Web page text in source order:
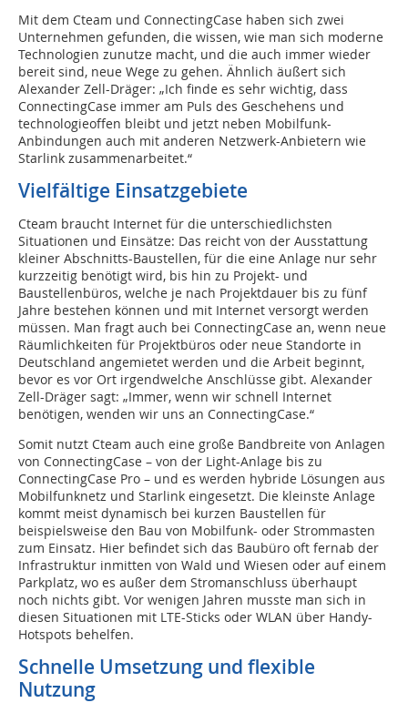
Mit dem Cteam und ConnectingCase haben sich zwei
Unternehmen gefunden, die wissen, wie man sich moderne
Technologien zunutze macht, und die auch immer wieder
bereit sind, neue Wege zu gehen. Ähnlich äußert sich
Alexander Zell-Dräger: „Ich finde es sehr wichtig, dass
ConnectingCase immer am Puls des Geschehens und
technologieoffen bleibt und jetzt neben Mobilfunk-
Anbindungen auch mit anderen Netzwerk-Anbietern wie
Starlink zusammenarbeitet.“
Vielfältige Einsatzgebiete
Cteam braucht Internet für die unterschiedlichsten
Situationen und Einsätze: Das reicht von der Ausstattung
kleiner Abschnitts-Baustellen, für die eine Anlage nur sehr
kurzzeitig benötigt wird, bis hin zu Projekt- und
Baustellenbüros, welche je nach Projektdauer bis zu fünf
Jahre bestehen können und mit Internet versorgt werden
müssen. Man fragt auch bei ConnectingCase an, wenn neue
Räumlichkeiten für Projektbüros oder neue Standorte in
Deutschland angemietet werden und die Arbeit beginnt,
bevor es vor Ort irgendwelche Anschlüsse gibt. Alexander
Zell-Dräger sagt: „Immer, wenn wir schnell Internet
benötigen, wenden wir uns an ConnectingCase.“
Somit nutzt Cteam auch eine große Bandbreite von Anlagen
von ConnectingCase – von der Light-Anlage bis zu
ConnectingCase Pro – und es werden hybride Lösungen aus
Mobilfunknetz und Starlink eingesetzt. Die kleinste Anlage
kommt meist dynamisch bei kurzen Baustellen für
beispielsweise den Bau von Mobilfunk- oder Strommasten
zum Einsatz. Hier befindet sich das Baubüro oft fernab der
Infrastruktur inmitten von Wald und Wiesen oder auf einem
Parkplatz, wo es außer dem Stromanschluss überhaupt
noch nichts gibt. Vor wenigen Jahren musste man sich in
diesen Situationen mit LTE-Sticks oder WLAN über Handy-
Hotspots behelfen.
Schnelle Umsetzung und flexible
Nutzung